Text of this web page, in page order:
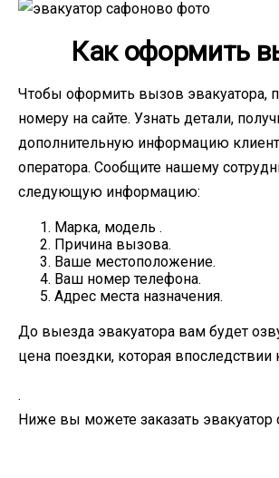
Как оформить
Чтобы оформить вызов эвакуатора,
номеру на сайте. Узнать детали,
дополнительную информацию
оператора. Сообщите нашему
следующую информацию:
Марка, модель .
Причина вызова.
Ваше местоположение.
Ваш номер телефона.
Адрес места назначения.
До выезда эвакуатора вам будет
цена поездки, которая впоследствии
.
Ниже вы можете заказать эвакуатор